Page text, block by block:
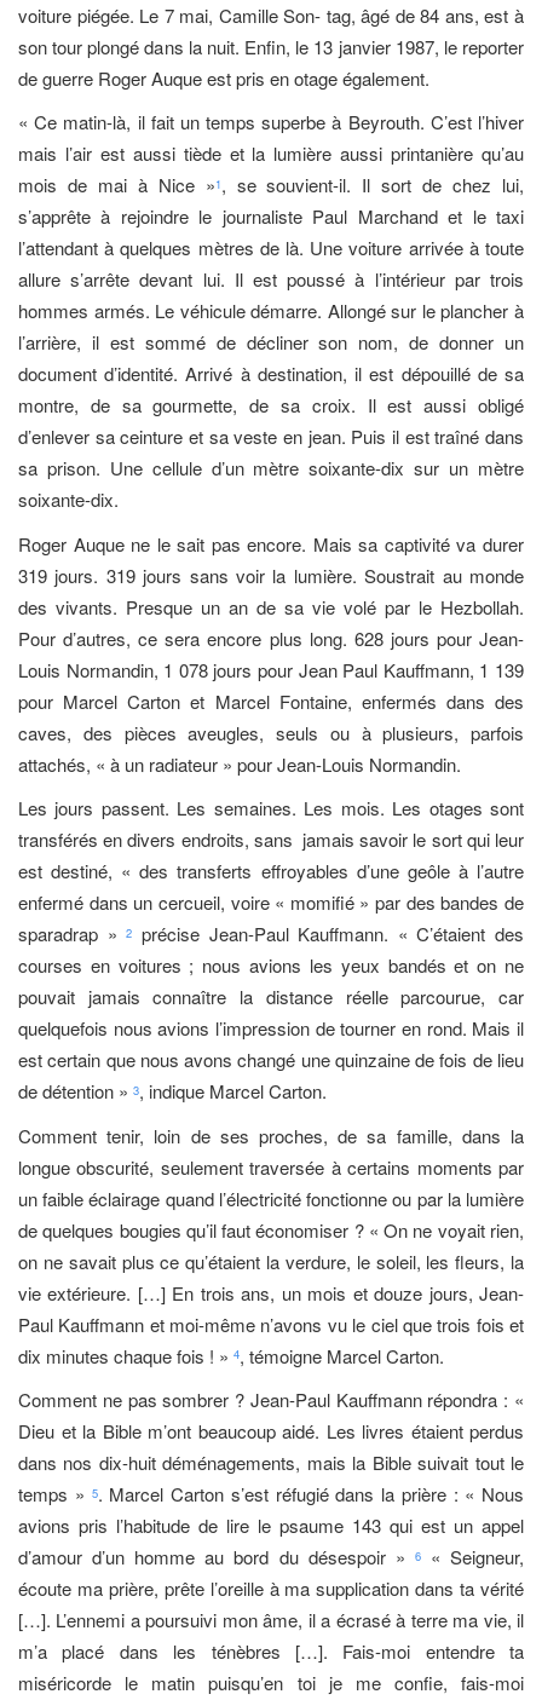
voiture piégée. Le 7 mai, Camille Son- tag, âgé de 84 ans, est à
son tour plongé dans la nuit. Enfin, le 13 janvier 1987, le reporter
de guerre Roger Auque est pris en otage également.
« Ce matin-là, il fait un temps superbe à Beyrouth. C’est l’hiver
mais l’air est aussi tiède et la lumière aussi printanière qu’au
mois de mai à Nice »1, se souvient-il. Il sort de chez lui,
s’apprête à rejoindre le journaliste Paul Marchand et le taxi
l’attendant à quelques mètres de là. Une voiture arrivée à toute
allure s’arrête devant lui. Il est poussé à l’intérieur par trois
hommes armés. Le véhicule démarre. Allongé sur le plancher à
l’arrière, il est sommé de décliner son nom, de donner un
document d’identité. Arrivé à destination, il est dépouillé de sa
montre, de sa gourmette, de sa croix. Il est aussi obligé
d’enlever sa ceinture et sa veste en jean. Puis il est traîné dans
sa prison. Une cellule d’un mètre soixante-dix sur un mètre
soixante-dix.
Roger Auque ne le sait pas encore. Mais sa captivité va durer
319 jours. 319 jours sans voir la lumière. Soustrait au monde
des vivants. Presque un an de sa vie volé par le Hezbollah.
Pour d’autres, ce sera encore plus long. 628 jours pour Jean-
Louis Normandin, 1 078 jours pour Jean Paul Kauffmann, 1 139
pour Marcel Carton et Marcel Fontaine, enfermés dans des
caves, des pièces aveugles, seuls ou à plusieurs, parfois
attachés, « à un radiateur » pour Jean-Louis Normandin.
Les jours passent. Les semaines. Les mois. Les otages sont
transférés en divers endroits, sans jamais savoir le sort qui leur
est destiné, « des transferts effroyables d’une geôle à l’autre
enfermé dans un cercueil, voire « momifié » par des bandes de
sparadrap »2 précise Jean-Paul Kauffmann. « C’étaient des
courses en voitures ; nous avions les yeux bandés et on ne
pouvait jamais connaître la distance réelle parcourue, car
quelquefois nous avions l’impression de tourner en rond. Mais il
est certain que nous avons changé une quinzaine de fois de lieu
de détention » 3, indique Marcel Carton.
Comment tenir, loin de ses proches, de sa famille, dans la
longue obscurité, seulement traversée à certains moments par
un faible éclairage quand l’électricité fonctionne ou par la lumière
de quelques bougies qu’il faut économiser ? « On ne voyait rien,
on ne savait plus ce qu’étaient la verdure, le soleil, les fleurs, la
vie extérieure. […] En trois ans, un mois et douze jours, Jean-
Paul Kauffmann et moi-même n’avons vu le ciel que trois fois et
dix minutes chaque fois ! » 4, témoigne Marcel Carton.
Comment ne pas sombrer ? Jean-Paul Kauffmann répondra : «
Dieu et la Bible m’ont beaucoup aidé. Les livres étaient perdus
dans nos dix-huit déménagements, mais la Bible suivait tout le
temps » 5. Marcel Carton s’est réfugié dans la prière : « Nous
avions pris l’habitude de lire le psaume 143 qui est un appel
d’amour d’un homme au bord du désespoir »
6« Seigneur,
écoute ma prière, prête l’oreille à ma supplication dans ta vérité
[…]. L’ennemi a poursuivi mon âme, il a écrasé à terre ma vie, il
m’a placé dans les ténèbres […]. Fais-moi entendre ta
miséricorde le matin puisqu’en toi je me confie, fais-moi